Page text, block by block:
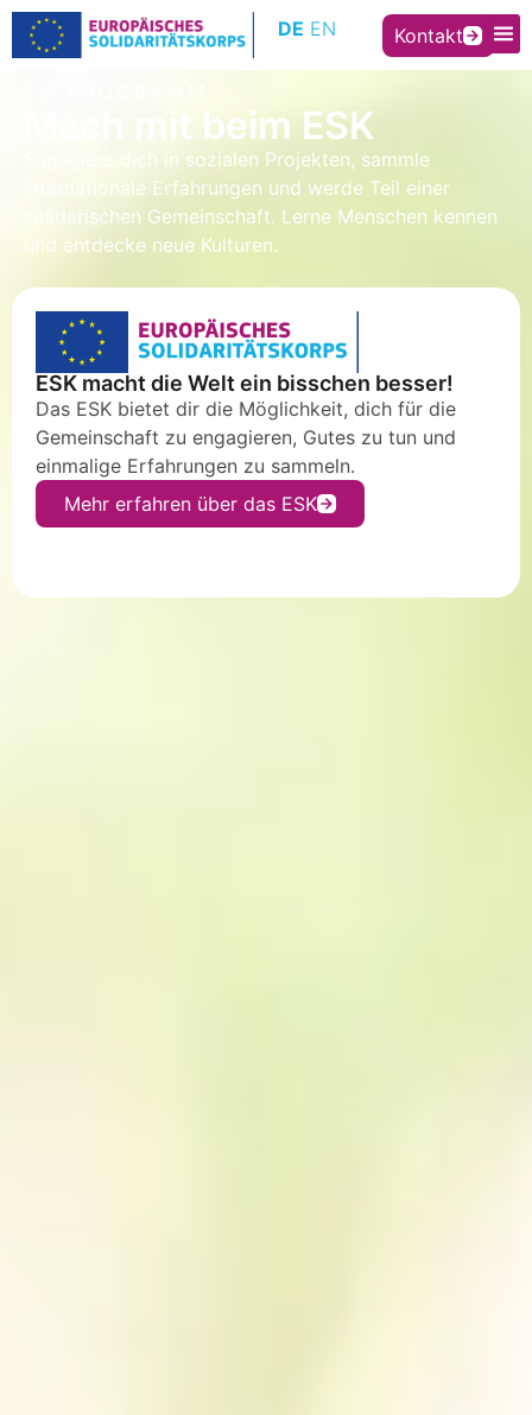
springen
Kontakt
DE EN
Mach mit beim ESK
Engagiere dich in sozialen Projekten, sammle
internationale Erfahrungen und werde Teil einer
solidarischen Gemeinschaft. Lerne Menschen kennen
und entdecke neue Kulturen.
ESK macht die Welt ein bisschen besser!
Das ESK bietet dir die Möglichkeit, dich für die
Gemeinschaft zu engagieren, Gutes zu tun und
einmalige Erfahrungen zu sammeln.
Mehr erfahren über das ESK